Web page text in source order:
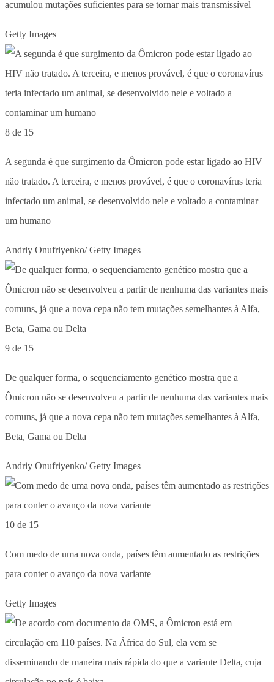
acumulou mutações suficientes para se tornar mais transmissível
Getty Images
8 de 15
A segunda é que surgimento da Ômicron pode estar ligado ao HIV
não tratado. A terceira, e menos provável, é que o coronavírus teria
infectado um animal, se desenvolvido nele e voltado a contaminar
um humano
Andriy Onufriyenko/ Getty Images
9 de 15
De qualquer forma, o sequenciamento genético mostra que a
Ômicron não se desenvolveu a partir de nenhuma das variantes mais
comuns, já que a nova cepa não tem mutações semelhantes à Alfa,
Beta, Gama ou Delta
Andriy Onufriyenko/ Getty Images
10 de 15
Com medo de uma nova onda, países têm aumentado as restrições
para conter o avanço da nova variante
Getty Images